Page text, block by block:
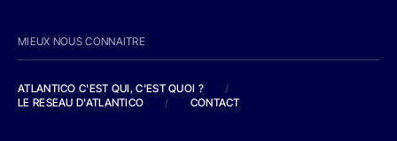
MIEUX NOUS CONNAITRE
ATLANTICO C'EST QUI, C'EST QUOI ?
/
LE RESEAU D'ATLANTICO
/ CONTACT